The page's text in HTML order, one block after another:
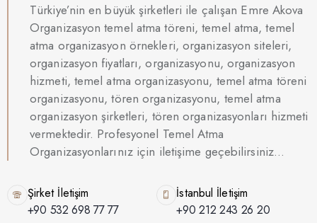
Türkiye’nin en büyük şirketleri ile çalışan Emre Akova
Organizasyon temel atma töreni, temel atma, temel
atma organizasyon örnekleri, organizasyon siteleri,
organizasyon fiyatları, organizasyonu, organizasyon
hizmeti, temel atma organizasyonu, temel atma töreni
organizasyonu, tören organizasyonu, temel atma
organizasyon şirketleri, tören organizasyonları hizmeti
vermektedir. Profesyonel Temel Atma
Organizasyonlarınız için iletişime geçebilirsiniz…
Şirket İletişim
+90 532 698 77 77
İstanbul İletişim
+90 212 243 26 20